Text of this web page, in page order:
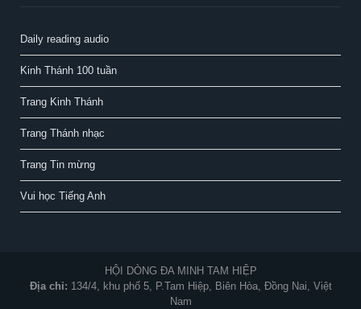
Daily reading audio
Kinh Thánh 100 tuần
Trang Kinh Thánh
Trang Thánh nhạc
Trang Tin mừng
Vui học Tiếng Anh
HỘI DÒNG ĐA MINH TAM HIỆP
Địa chỉ: 134/4, khu phố 5, P.Tam Hiệp, Biên Hòa, Đồng Nai, Việt
Nam